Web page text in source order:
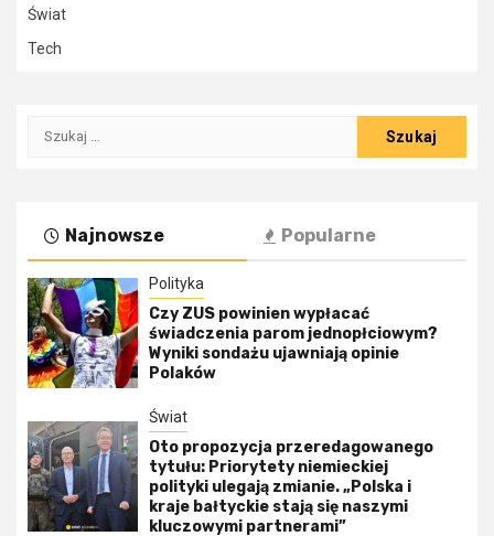
Świat
Tech
Szukaj:
Najnowsze Popularne
Polityka
Czy ZUS powinien wypłacać
świadczenia parom jednopłciowym?
Wyniki sondażu ujawniają opinie
Polaków
Świat
Oto propozycja przeredagowanego
tytułu: Priorytety niemieckiej
polityki ulegają zmianie. „Polska i
kraje bałtyckie stają się naszymi
kluczowymi partnerami”